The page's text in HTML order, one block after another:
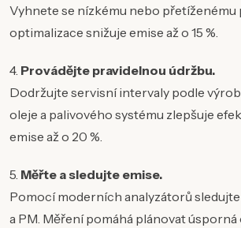
Vyhnete se nízkému nebo přetíženému
optimalizace snižuje emise až o 15 %.
4. Provádějte pravidelnou údržbu.
Dodržujte servisní intervaly podle
oleje a palivového systému zlepšuje
emise až o 20 %.
5. Měřte a sledujte emise.
Pomocí moderních analyzátorů sledujte
a PM. Měření pomáhá plánovat